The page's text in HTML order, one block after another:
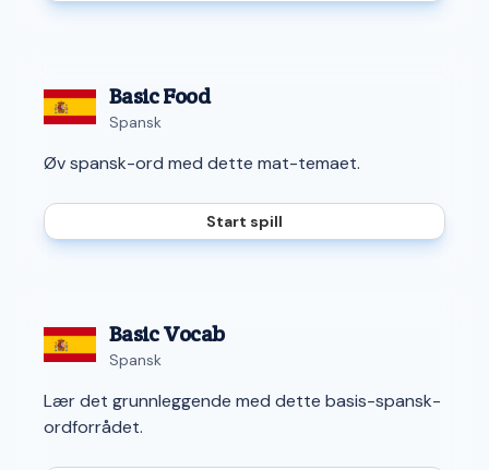
Basic Food
Spansk
Øv spansk-ord med dette mat-temaet.
Start spill
Basic Vocab
Spansk
Lær det grunnleggende med dette basis-spansk-
ordforrådet.